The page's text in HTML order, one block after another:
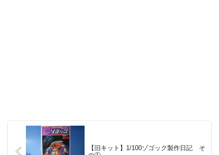
【旧キット】1/100ゾゴック製作日記 そ